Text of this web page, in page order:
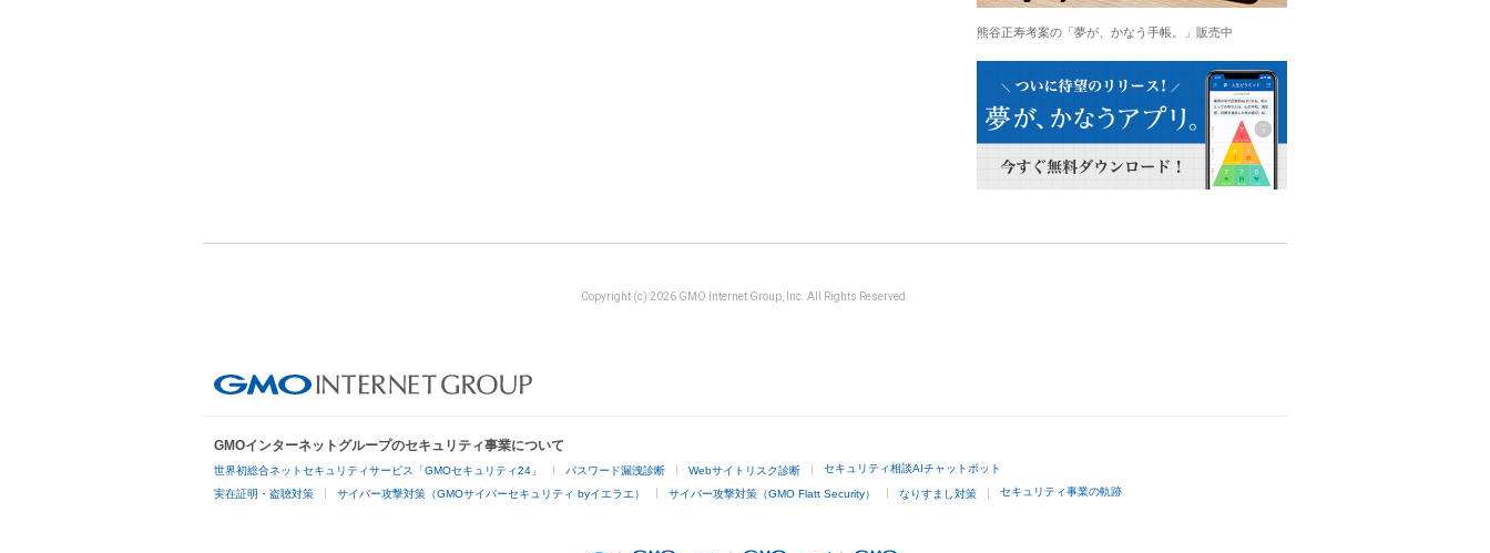
熊谷正寿考案の「夢が、かなう手帳。」販売中
Copyright (c) 2026 GMO Internet Group, Inc. All Rights Reserved.
GMOインターネットグループのセキュリティ事業について
世界初総合ネットセキュリティサービス「GMOセキュリティ24」 パスワード漏洩診断 Webサイトリスク診断 セキュリティ相談AIチャットボット
実在証明・盗聴対策 サイバー攻撃対策（GMOサイバーセキュリティ byイエラエ） サイバー攻撃対策（GMO Flatt Security） なりすまし対策 セキュリティ事業の軌跡